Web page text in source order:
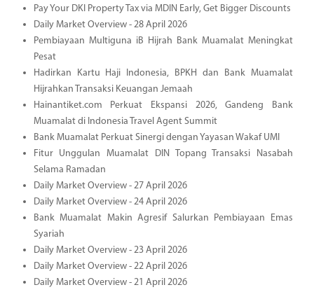
Pay Your DKI Property Tax via MDIN Early, Get Bigger Discounts
Daily Market Overview - 28 April 2026
Pembiayaan Multiguna iB Hijrah Bank Muamalat Meningkat
Pesat
Hadirkan Kartu Haji Indonesia, BPKH dan Bank Muamalat
Hijrahkan Transaksi Keuangan Jemaah
Hainantiket.com Perkuat Ekspansi 2026, Gandeng Bank
Muamalat di Indonesia Travel Agent Summit
Bank Muamalat Perkuat Sinergi dengan Yayasan Wakaf UMI
Fitur Unggulan Muamalat DIN Topang Transaksi Nasabah
Selama Ramadan
Daily Market Overview - 27 April 2026
Daily Market Overview - 24 April 2026
Bank Muamalat Makin Agresif Salurkan Pembiayaan Emas
Syariah
Daily Market Overview - 23 April 2026
Daily Market Overview - 22 April 2026
Daily Market Overview - 21 April 2026